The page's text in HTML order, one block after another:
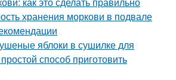
хранения моркови в подвале
яблоки в сушилке для
способ приготовить